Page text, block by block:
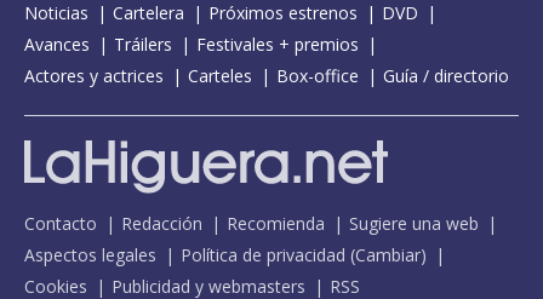
Noticias Cartelera Próximos estrenos
DVD
Avances
Tráilers
Festivales + premios
Actores y actrices
Carteles Box-office Guía / directorio
Contacto Redacción Recomienda
Sugiere una web
Aspectos legales
Política de privacidad (Cambiar)
Cookies
Publicidad y webmasters RSS